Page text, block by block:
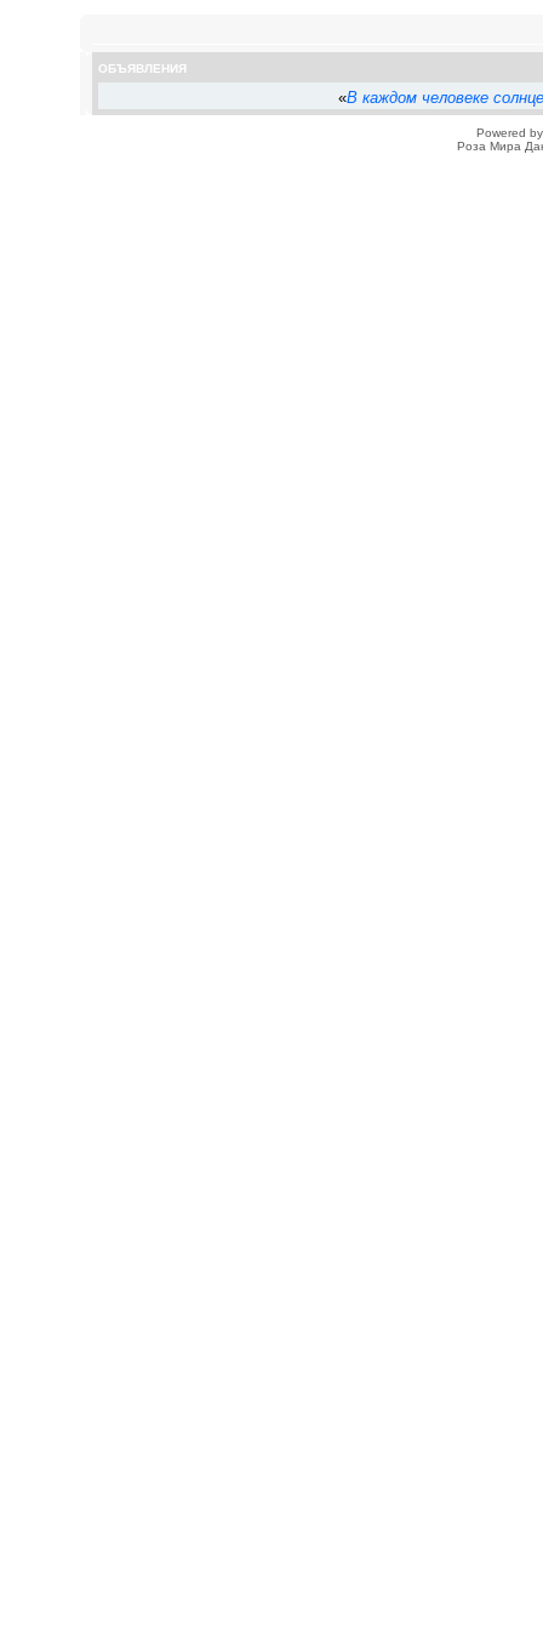
ОБЪЯВЛЕНИЯ
«В каждом человеке
Powered
Роза Мира